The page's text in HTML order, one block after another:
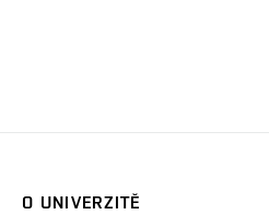
O UNIVERZITĚ